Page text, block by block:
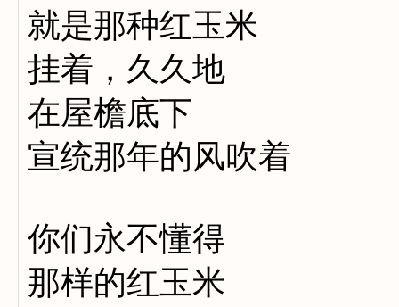
就是那种红玉米
挂着，久久地
在屋檐底下
宣统那年的风吹着
你们永不懂得
那样的红玉米